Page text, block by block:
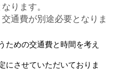
ります。
通費が別途必要となりま
ための交通費と時間を考え
にさせていただいておりま